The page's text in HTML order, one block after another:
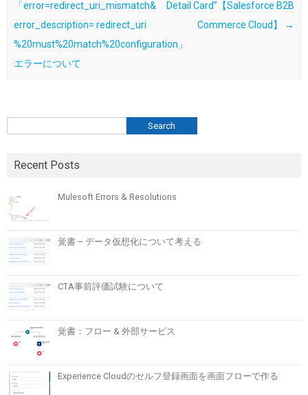
「error=redirect_uri_mismatch&
error_description= redirect_uri
%20must%20match%20configuration」
エラーについて
Detail Card”【Salesforce B2B
Commerce Cloud】 →
検索
Search
Recent Posts
Mulesoft Errors & Resolutions
覚書 – データ仮想化について考える
CTA事前評価試験について
覚書：フロー & 外部サービス
Experience Cloudのセルフ登録画面を画面フローで作る